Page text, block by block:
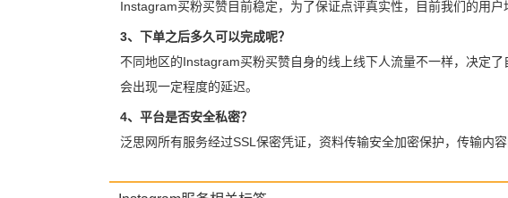
Instagram买粉买赞目前稳定，为了保证点评真实性，目前我们的用
3、下单之后多久可以完成呢？
不同地区的Instagram买粉买赞自身的线上线下人流量不一样，决定
会出现一定程度的延迟。
4、平台是否安全私密？
泛思网所有服务经过SSL保密凭证，资料传输安全加密保护，传输内